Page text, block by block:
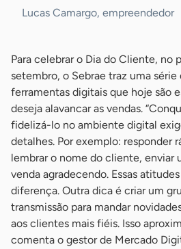
Lucas Camargo, empreendedor
Para celebrar o Dia do Cliente, no
setembro, o Sebrae traz uma série
ferramentas digitais que hoje são
deseja alavancar as vendas.
fidelizá-lo no ambiente digital
detalhes. Por exemplo: responder
lembrar o nome do cliente, enviar
venda agradecendo. Essas
diferença. Outra dica é criar um
transmissão para mandar
aos clientes mais fiéis. Isso
comenta o gestor de Mercado